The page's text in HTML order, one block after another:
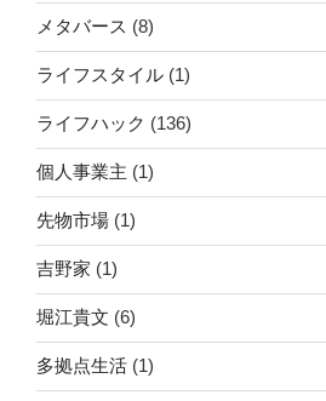
メタバース (8)
ライフスタイル (1)
ライフハック (136)
個人事業主 (1)
先物市場 (1)
吉野家 (1)
堀江貴文 (6)
多拠点生活 (1)